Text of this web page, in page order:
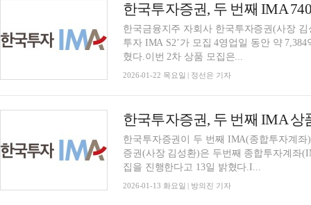
한국투자증권, 두 번째 IMA
한국금융지주 자회사 한국투자증권(사장
투자 IMA S2’가 모집 4영업일 동안 약
혔다.이번 2차 상품 모집은...
2026-01-22 목요일 | 정선은 기자
한국투자증권, 두 번째 IMA
한국투자증권이 두 번째 IMA(종합투자계
증권(사장 김성환)은 두번째 종합투자계좌
집을 진행한다고 13일 밝혔다.I...
2026-01-13 화요일 | 방의진 기자